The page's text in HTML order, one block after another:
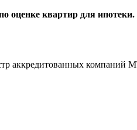
оценке квартир для ипотеки.
компаний